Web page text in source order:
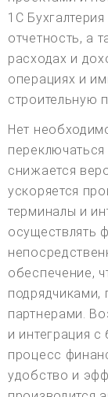
1С
отчетность, а
расходах и
операциях и
строительную
Нет
снижается
ускоряется
терминалы и
осуществлять
обеспечение,
подрядчиками,
партнерами.
и интеграция
процесс
удобство и